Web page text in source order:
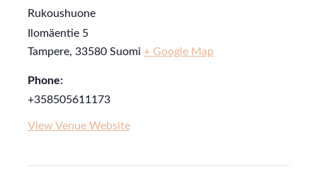
Rukoushuone
Ilomäentie 5
Tampere, 33580 Suomi + Google Map
Phone:
+358505611173
View Venue Website